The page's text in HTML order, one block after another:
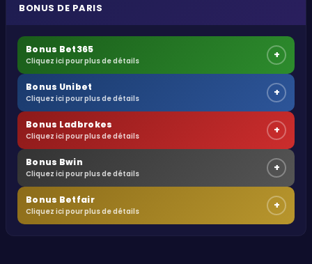
BONUS DE PARIS
Bonus Bet365
Cliquez ici pour plus de détails +
Bonus Unibet
Cliquez ici pour plus de détails +
Bonus Ladbrokes
Cliquez ici pour plus de détails +
Bonus Bwin
Cliquez ici pour plus de détails +
Bonus Betfair
Cliquez ici pour plus de détails +